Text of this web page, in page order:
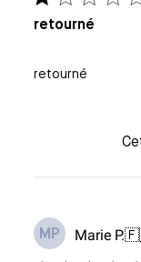
retourné
retourné
MP Marie P.